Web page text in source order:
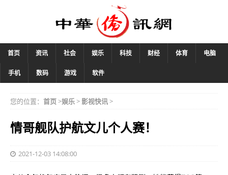
首页 资讯 社会 娱乐 科技 财经 体育 电脑
手机 数码 游戏 软件
您的位置： 首页>娱乐>影视快讯>
情哥舰队护航文儿个人赛！
2021-12-03 14:08:00